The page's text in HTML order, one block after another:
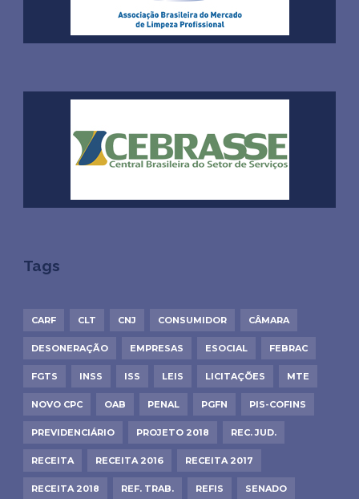
Tags
CARF CLT CNJ CONSUMIDOR CÂMARA
DESONERAÇÃO EMPRESAS ESOCIAL FEBRAC
FGTS INSS ISS LEIS LICITAÇÕES MTE
NOVO CPC OAB PENAL PGFN PIS-COFINS
PREVIDENCIÁRIO PROJETO 2018 REC. JUD.
RECEITA RECEITA 2016 RECEITA 2017
RECEITA 2018 REF. TRAB. REFIS SENADO